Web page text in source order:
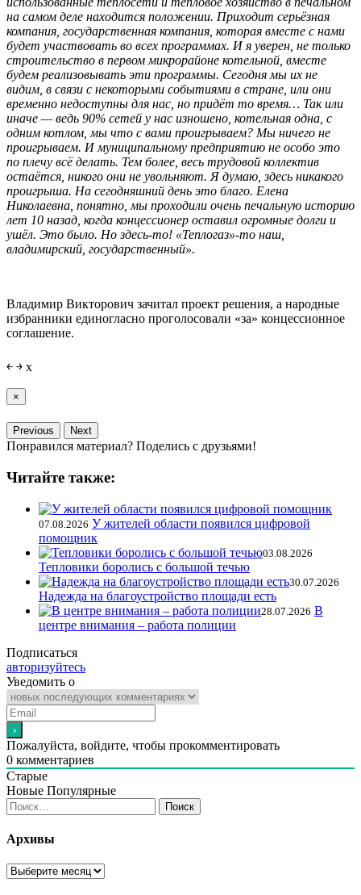
на самом деле находится положении. Приходит серьёзная
компания, государственная компания, которая вместе с нами
будет участвовать во всех программах. И я уверен, не только
строительство в первом микрорайоне котельной, вместе
будем реализовывать эти программы. Сегодня мы их не
видим, в связи с некоторыми событиями в стране, или они
временно недоступны для нас, но придёт то время… Так или
иначе — ведь 90% сетей у нас изношено, котельная одна, с
одним котлом, мы что с вами проигрываем? Мы ничего не
проигрываем. И муниципальному предприятию не особо это
по плечу всё делать. Тем более, весь трудовой коллектив
остаётся, никого они не увольняют. Я думаю, здесь никакого
проигрыша. На сегодняшний день это благо. Елена
Николаевна, понятно, мы проходили очень печальную историю
лет 10 назад, когда концессионер оставил огромные долги и
ушёл. Это было. Но здесь-то! «Теплогаз»-то наш,
владимирский, государственный».
Владимир Викторович зачитал проект решения, а народные
избранники единогласно проголосовали «за» концессионное
соглашение.
￩ ￫ x
×
Previous Next
Понравился материал? Поделись с друзьями!
Читайте также:
07.08.2026 У жителей области появился цифровой
помощник
03.08.2026
Тепловики боролись с большой течью
30.07.2026
Надежда на благоустройство площади есть
28.07.2026 В
центре внимания – работа полиции
Подписаться
авторизуйтесь
Уведомить о
Пожалуйста, войдите, чтобы прокомментировать
0 комментариев
Старые
Новые Популярные
Найти:
Архивы
Архивы